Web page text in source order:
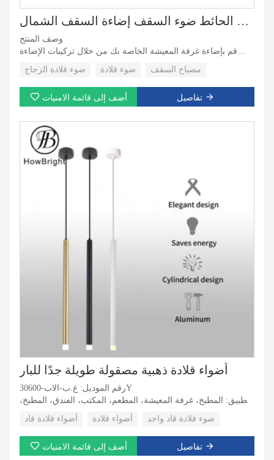
مصابيح الحائط ضوء السقف إضاءة السقف الشمال IP22
قم بإضاءة غرفة المعيشة الخاصة بك من خلال تركيبات الإضاءة
للماء. تم تصميم هذه المصابيح المعلقة للديكورات الداخلية الحديثة،
وتجمع بين العناصر المعدنية الأنيقة والظل الزجاجي الشفاف المتين
لخلق جمالية متطورة ومعاصرة. مثالي لأي غرفة معيشة، يضمن
ضوء قلادة الزجاج ضوء قلادة مصباح السقف
أضف إلى قائمة الامنيات تفاصيل
أضواء قلادة ذهبية مصقولة طويلة جدًا للبار
رقم الموديل: غ.ب-الاب-30600Y
التطبيق: المطبخ، غرفة المعيشة، المطعم، المكتب، الفندق، المطبخ،
مادة الجسم: الألومنيوم
أضواء قلادة قاد أضواء قلادة ضوء قلادة قاد واحد
أضف إلى قائمة الامنيات تفاصيل